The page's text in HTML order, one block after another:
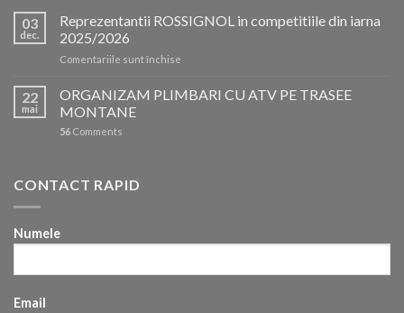
03
dec.
Reprezentantii ROSSIGNOL in competitiile din iarna
2025/2026
Comentariile sunt închise
ROSSIGNOL
22
mai
ORGANIZAM PLIMBARI CU ATV PE TRASEE
MONTANE
56 Comments
CONTACT RAPID
Numele
Email